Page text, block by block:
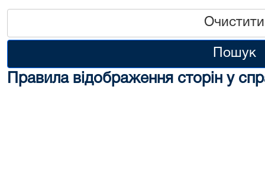
Очистити
Пошук
Правила відображення сторін у